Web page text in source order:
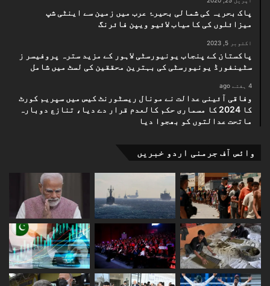
پاک بحریہ کی شمالی بحیرۂ عرب میں زمین سے اینٹی شپ
میزائلوں کی کامیاب لائیو ویپن فائرنگ
اکتوبر 5, 2023
پاکستان کے پنجاب یونیورسٹی لاہور کے مزید سترہ پروفیسر ز
سٹینفورڈ یونیورسٹی کی بہترین محققین کی لسٹ میں شامل
4 ہفتے ago
وفاقی آئینی عدالت نے مونال ریسٹورنٹ کیس میں سپریم کورٹ
کا 2024 کا مسماری حکم کالعدم قرار دے دیا، تنازع دوبارہ
ماتحت عدالتوں کو بھجوا دیا
وائس آف جرمنی اردو خبریں